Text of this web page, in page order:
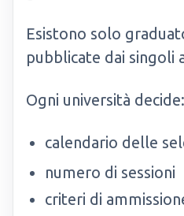
Esistono solo
pubblicate dai singoli
Ogni università decide:
calendario delle
numero di sessioni
criteri di